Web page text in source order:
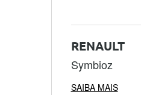
RENAULT
Symbioz
SAIBA MAIS